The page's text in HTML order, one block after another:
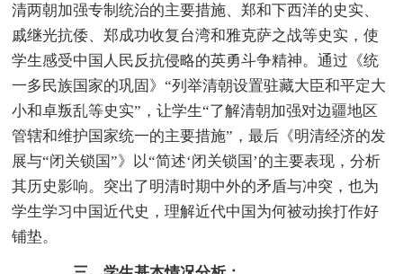
清两朝加强专制统治的主要措施、郑和下西洋的史实、
戚继光抗倭、郑成功收复台湾和雅克萨之战等史实，使
学生感受中国人民反抗侵略的英勇斗争精神。通过《统
一多民族国家的巩固》“列举清朝设置驻藏大臣和平定大
小和卓叛乱等史实”，让学生“了解清朝加强对边疆地区
管辖和维护国家统一的主要措施”，最后《明清经济的发
展与“闭关锁国”》以“简述‘闭关锁国’的主要表现，分析
其历史影响。突出了明清时期中外的矛盾与冲突，也为
学生学习中国近代史，理解近代中国为何被动挨打作好
铺垫。